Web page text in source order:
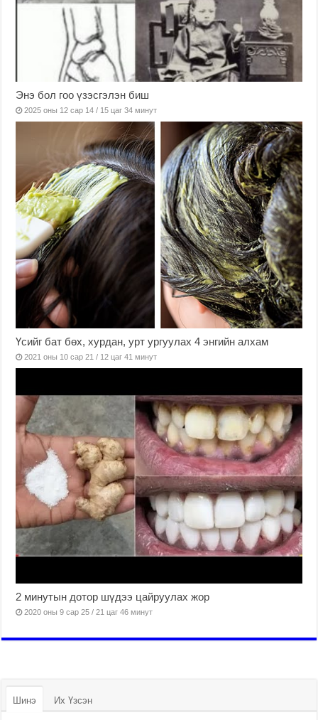
Энэ бол гоо үзэсгэлэн биш
2025 оны 12 сар 14 / 15 цаг 34 минут
Үсийг бат бөх, хурдан, урт ургуулах 4 энгийн алхам
2021 оны 10 сар 21 / 12 цаг 41 минут
2 минутын дотор шүдээ цайруулах жор
2020 оны 9 сар 25 / 21 цаг 46 минут
Шинэ Их Үзсэн